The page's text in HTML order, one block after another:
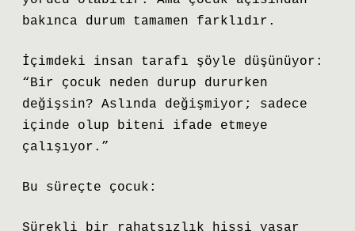
bakınca durum tamamen farklıdır.
İçimdeki insan tarafı şöyle düşünüyor:
“Bir çocuk neden durup dururken
değişsin? Aslında değişmiyor; sadece
içinde olup biteni ifade etmeye
çalışıyor.”
Bu süreçte çocuk:
Sürekli bir rahatsızlık hissi yaşar